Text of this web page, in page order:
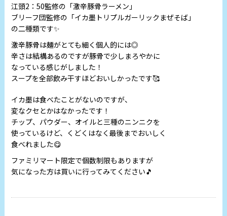
江頭2：50監修の「激辛豚骨ラーメン」
ブリーフ団監修の「イカ墨トリプルガーリックまぜそば」
の二種類です✨
激辛豚骨は麺がとても細く個人的には◎
辛さは結構あるのですが豚骨で少しまろやかに
なっている感じがしました！
スープを全部飲み干すほどおいしかったです🥰
イカ墨は食べたことがないのですが、
変なクセとかはなかったです！
チップ、パウダー、オイルと三種のニンニクを
使っているけど、くどくはなく最後までおいしく
食べれました😋
ファミリマート限定で個数制限もありますが
気になった方は買いに行ってみてください🎵